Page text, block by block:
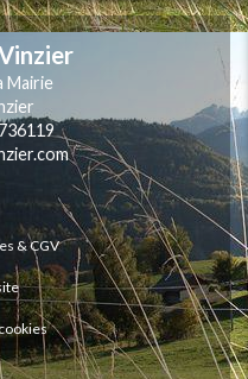
Mairie
& CGV